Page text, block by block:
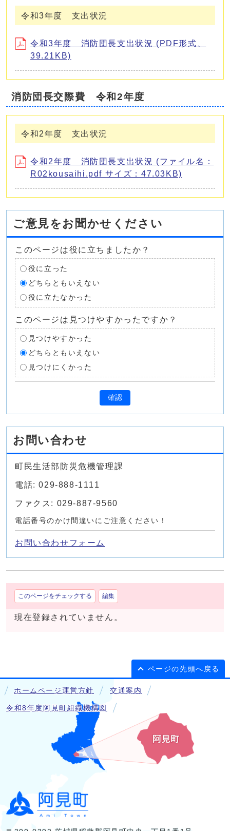
令和3年度 支出状況
令和3年度 消防団長支出状況 (PDF形式、
39.21KB)
消防団長交際費 令和2年度
令和2年度 支出状況
令和2年度 消防団長支出状況 (ファイル名：
R02kousaihi.pdf サイズ：47.03KB)
ご意見をお聞かせください
このページは役に立ちましたか？
役に立った
どちらともいえない
役に立たなかった
このページは見つけやすかったですか？
見つけやすかった
どちらともいえない
見つけにくかった
確認
お問い合わせ
町民生活部防災危機管理課
電話: 029-888-1111
ファクス: 029-887-9560
電話番号のかけ間違いにご注意ください！
お問い合わせフォーム
このページをチェックする 編集
現在登録されていません。
ページの先頭へ戻る
ホームページ運営方針 交通案内
令和8年度阿見町組織機構図